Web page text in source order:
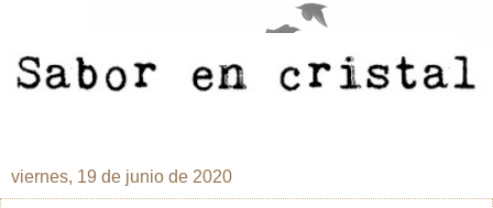
viernes, 19 de junio de 2020